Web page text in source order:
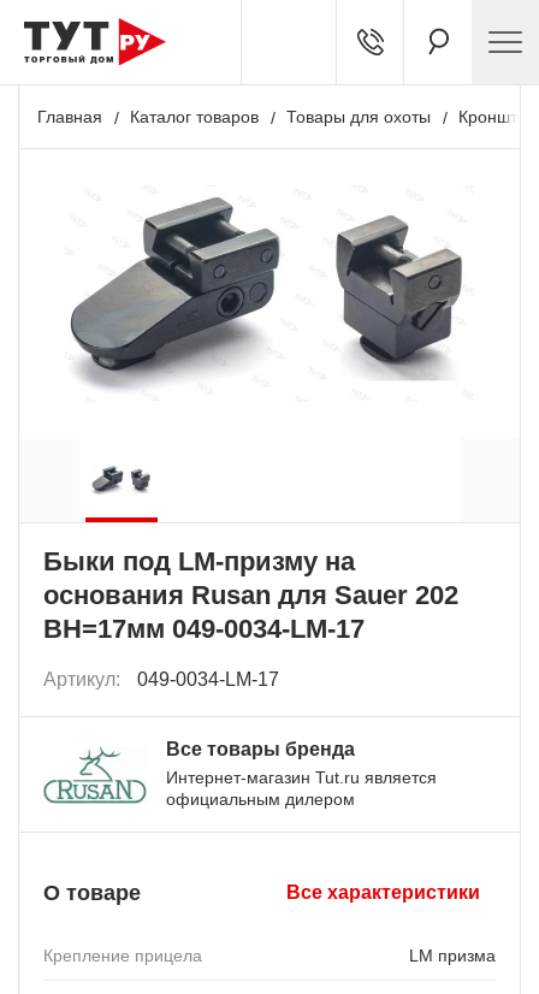
Главная Каталог товаров Товары для охоты
Быки под LM-призму на
основания Rusan для Sauer 202
BH=17мм 049-0034-LM-17
Артикул: 049-0034-LM-17
Все товары бренда
Интернет-магазин Tut.ru является
официальным дилером
О товаре Все характеристики
Крепление прицела LM призма